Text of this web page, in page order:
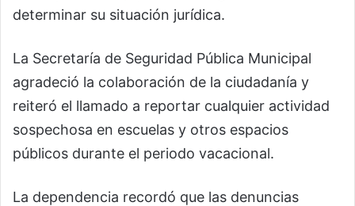
determinar su situación jurídica.
La Secretaría de Seguridad Pública Municipal
agradeció la colaboración de la ciudadanía y
reiteró el llamado a reportar cualquier actividad
sospechosa en escuelas y otros espacios
públicos durante el periodo vacacional.
La dependencia recordó que las denuncias